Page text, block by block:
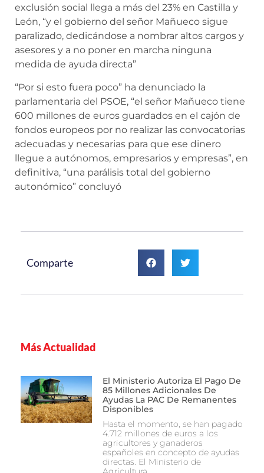
exclusión social llega a más del 23% en Castilla y
León, “y el gobierno del señor Mañueco sigue
paralizado, dedicándose a nombrar altos cargos y
asesores y a no poner en marcha ninguna
medida de ayuda directa”
“Por si esto fuera poco” ha denunciado la
parlamentaria del PSOE, “el señor Mañueco tiene
600 millones de euros guardados en el cajón de
fondos europeos por no realizar las convocatorias
adecuadas y necesarias para que ese dinero
llegue a autónomos, empresarios y empresas”, en
definitiva, “una parálisis total del gobierno
autonómico” concluyó
Comparte
Más Actualidad
El Ministerio Autoriza El Pago De
85 Millones Adicionales De
Ayudas La PAC De Remanentes
Disponibles
Hasta el momento, se han pagado
4.712 millones de euros a los
agricultores y ganaderos
españoles en concepto de ayudas
directas. El Ministerio de